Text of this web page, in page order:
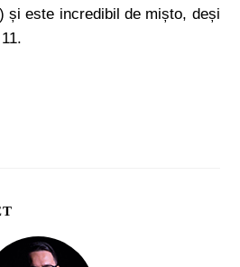
și este incredibil de mișto, deși